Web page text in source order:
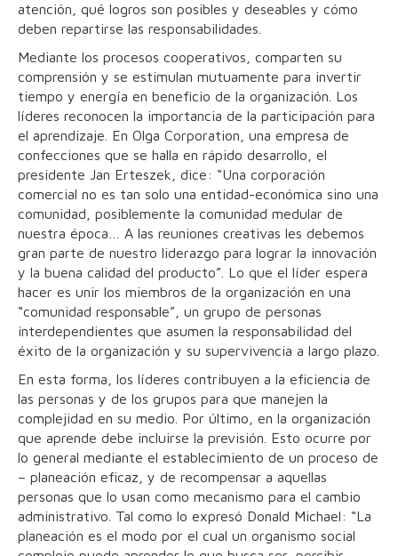
atención, qué logros son posibles y deseables y cómo
deben repartirse las responsabilidades.
Mediante los procesos cooperativos, comparten su
comprensión y se estimulan mutuamente para invertir
tiempo y energía en beneficio de la organización. Los
líderes reconocen la importancia de la participación para
el aprendizaje. En Olga Corporation, una empresa de
confecciones que se halla en rápido desarrollo, el
presidente Jan Erteszek, dice: “Una corporación
comercial no es tan solo una entidad-económica sino una
comunidad, posiblemente la comunidad medular de
nuestra época… A las reuniones creativas les debemos
gran parte de nuestro liderazgo para lograr la innovación
y la buena calidad del producto”. Lo que el líder espera
hacer es unir los miembros de la organización en una
“comunidad responsable”, un grupo de personas
interdependientes que asumen la responsabilidad del
éxito de la organización y su supervivencia a largo plazo.
En esta forma, los líderes contribuyen a la eficiencia de
las personas y de los grupos para que manejen la
complejidad en su medio. Por último, en la organización
que aprende debe incluirse la previsión. Esto ocurre por
lo general mediante el establecimiento de un proceso de
– planeación eficaz, y de recompensar a aquellas
personas que lo usan como mecanismo para el cambio
administrativo. Tal como lo expresó Donald Michael: “La
planeación es el modo por el cual un organismo social